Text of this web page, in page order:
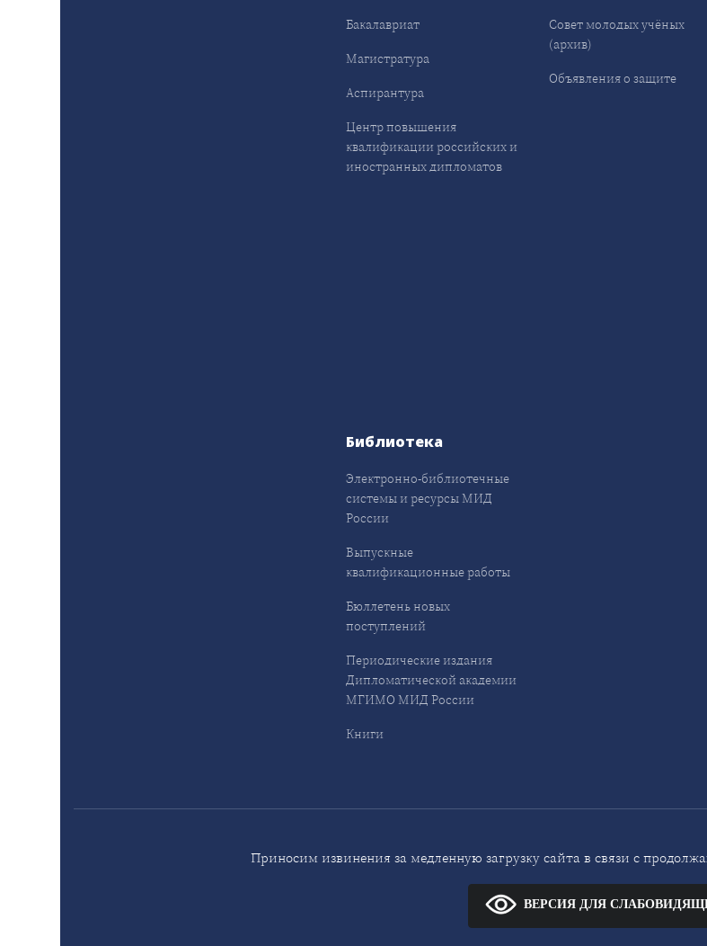
Бакалавриат
Магистратура
Аспирантура
Центр повышения
квалификации российских и
иностранных дипломатов
Совет молодых учёных
(архив)
Объявления о защите
Библиотека
Электронно-библиотечные
системы и ресурсы МИД
России
Выпускные
квалификационные работы
Бюллетень новых
поступлений
Периодические издания
Дипломатической академии
МГИМО МИД России
Книги
Приносим извинения за медленную загрузку сайта в связи с
ВЕРСИЯ ДЛЯ